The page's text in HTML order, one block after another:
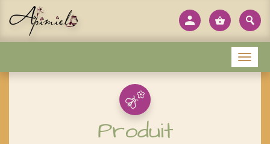
Produit
Menu
Panneau de gestion des cookies